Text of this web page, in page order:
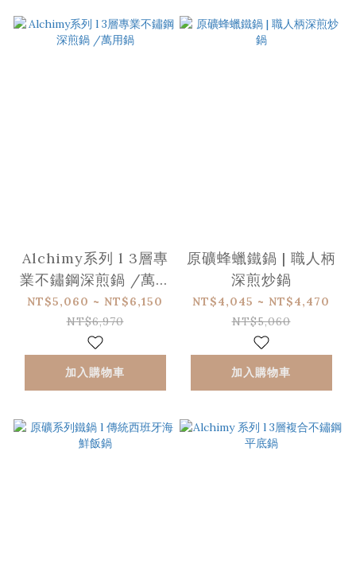
Alchimy系列 l 3層專
業不鏽鋼深煎鍋 /萬用
鍋
NT$5,060 ~ NT$6,150
NT$6,970
加入購物車
原礦蜂蠟鐵鍋 | 職人柄
深煎炒鍋
NT$4,045 ~ NT$4,470
NT$5,060
加入購物車